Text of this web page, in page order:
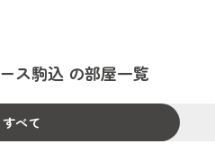
群です！
ス駒込 の部屋一覧
すべて